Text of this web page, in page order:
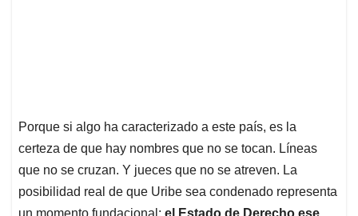
Porque si algo ha caracterizado a este país, es la
certeza de que hay nombres que no se tocan. Líneas
que no se cruzan. Y jueces que no se atreven. La
posibilidad real de que Uribe sea condenado representa